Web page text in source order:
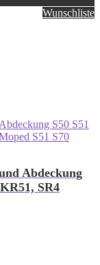
Wunschliste
Abdeckung
SR4